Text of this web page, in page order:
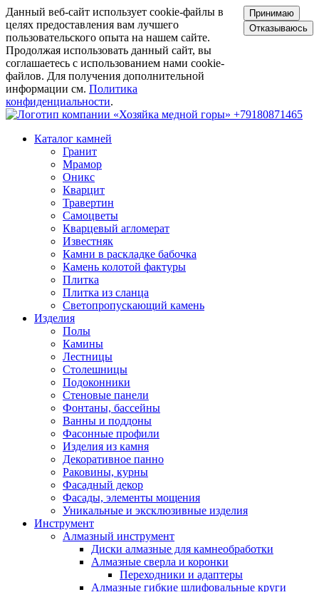
Данный веб-сайт использует cookie-файлы в
целях предоставления вам лучшего
пользовательского опыта на нашем сайте.
Продолжая использовать данный сайт, вы
соглашаетесь с использованием нами cookie-
файлов. Для получения дополнительной
информации см. Политика
конфиденциальности.
Принимаю
Отказываюсь
+79180871465
Каталог камней
Гранит
Мрамор
Оникс
Кварцит
Травертин
Самоцветы
Кварцевый агломерат
Известняк
Камни в раскладке бабочка
Камень колотой фактуры
Плитка
Плитка из сланца
Светопропускающий камень
Изделия
Полы
Камины
Лестницы
Столешницы
Подоконники
Стеновые панели
Фонтаны, бассейны
Ванны и поддоны
Фасонные профили
Изделия из камня
Декоративное панно
Раковины, курны
Фасадный декор
Фасады, элементы мощения
Уникальные и эксклюзивные изделия
Инструмент
Алмазный инструмент
Диски алмазные для камнеобработки
Алмазные сверла и коронки
Переходники и адаптеры
Алмазные гибкие шлифовальные круги